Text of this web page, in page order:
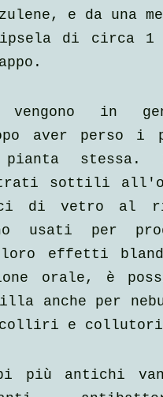
e da una
di circa 1
vengono
aver perso i
stessa.
sottili
di vetro al
usati per
effetti
orale, è
anche per
colliri e
più antichi